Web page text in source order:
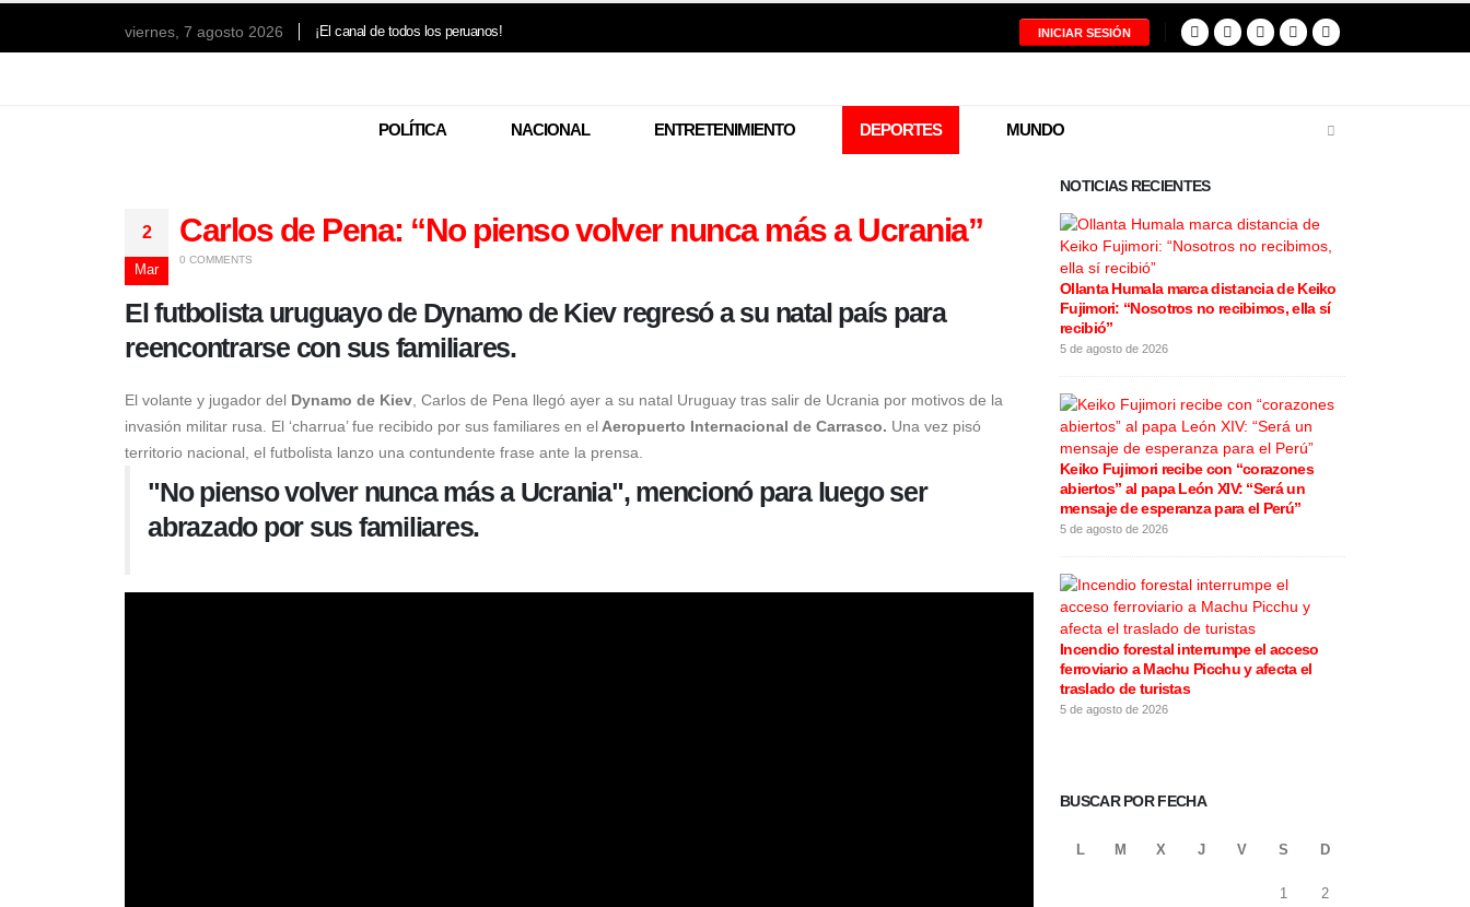
viernes, 7 agosto 2026 ¡El canal de todos los peruanos! INICIAR SESIÓN
POLÍTICA NACIONAL ENTRETENIMIENTO DEPORTES MUNDO
2
Mar
Carlos de Pena: “No pienso volver nunca más a Ucrania”
0 COMMENTS
El futbolista uruguayo de Dynamo de Kiev regresó a su natal país para
reencontrarse con sus familiares.
El volante y jugador del Dynamo de Kiev Carlos de Pena llegó ayer a su natal Uruguay tras salir de Ucrania por motivos de la
invasión militar rusa. El ‘charrua’ fue recibido por sus familiares en el Aeropuerto Internacional de Carrasco. Una vez pisó
territorio nacional, el futbolista lanzo una contundente frase ante la prensa.
"No pienso volver nunca más a Ucrania", mencionó para luego ser
abrazado por sus familiares.
NOTICIAS RECIENTES
Ollanta Humala marca distancia de Keiko
Fujimori: “Nosotros no recibimos, ella sí
recibió”
5 de agosto de 2026
Keiko Fujimori recibe con “corazones
abiertos” al papa León XIV: “Será un
mensaje de esperanza para el Perú”
5 de agosto de 2026
Incendio forestal interrumpe el acceso
ferroviario a Machu Picchu y afecta el
traslado de turistas
5 de agosto de 2026
BUSCAR POR FECHA
L M X J V S D
1 2